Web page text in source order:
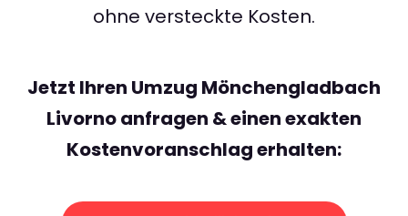
ohne versteckte Kosten.
Jetzt Ihren Umzug Mönchengladbach
Livorno anfragen & einen exakten
Kostenvoranschlag erhalten: